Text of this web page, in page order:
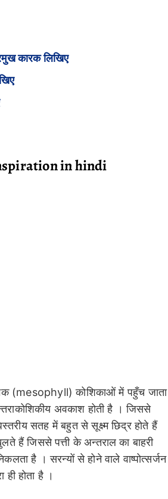
कारक लिखिए
in hindi
(mesophyll) कोशिकाओं में पहुँच जाता
अवकाश होती है । जिससे
सतह में बहुत से सूक्ष्म छिद्र होते हैं
हैं जिससे पत्ती के अन्तराल का बाहरी
है । सरन्यों से होने वाले वाष्पोत्सर्जन
ही होता है ।